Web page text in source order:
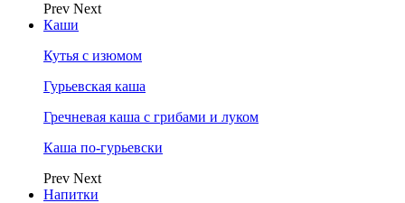
Prev Next
Каши
Кутья с изюмом
Гурьевская каша
Гречневая каша с грибами и луком
Каша по-гурьевски
Prev Next
Напитки